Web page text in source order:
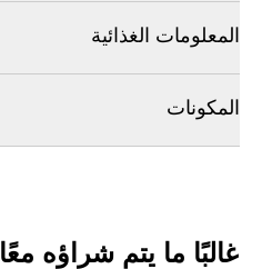
المعلومات الغذائية
المكونات
غالبًا ما يتم شراؤه معًا